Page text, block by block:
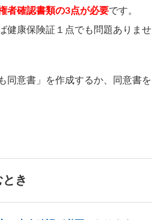
者確認書類の3点が必要です。
健康保険証１点でも問題ありませ
同意書」を作成するか、同意書を
き